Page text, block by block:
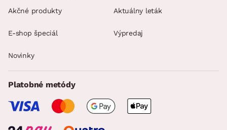
Akčné produkty Aktuálny leták
E-shop špeciál Výpredaj
Novinky
Platobné metódy